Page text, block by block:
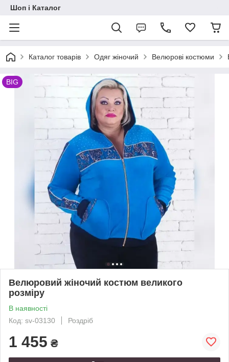
Шоп і Каталог
Каталог товарів Одяг жіночий Велюрові костюми
BIG
Велюровий жіночий костюм великого
розміру
В наявності
Код: sv-03130
Роздріб
1 455 ₴